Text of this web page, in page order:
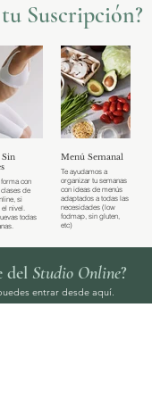
Suscripción?
Sin
forma con
de
si
nivel.
todas
Menú Semanal
Te ayudamos a
organizar tu semanas
con ideas de menús
adaptados a todas las
necesidades (low
fodmap, sin gluten,
etc)
del Studio Online?
entrar desde aquí.